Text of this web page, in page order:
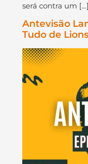
será contra um […]
Antevisão
Tudo de